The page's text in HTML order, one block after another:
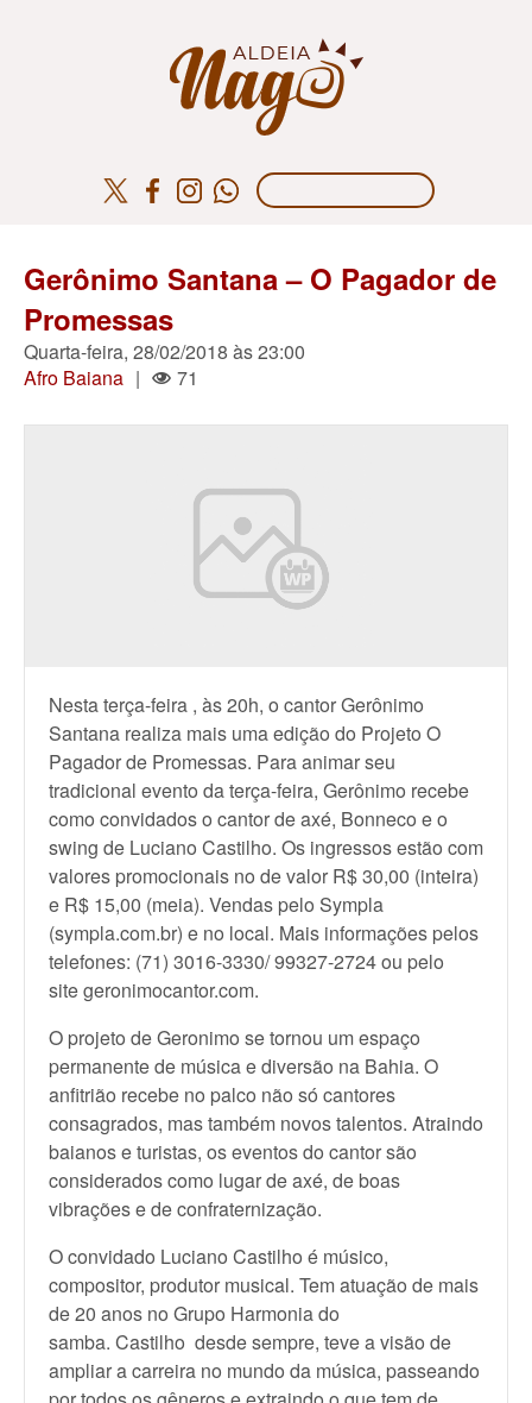
Gerônimo Santana – O Pagador de
Promessas
Quarta-feira, 28/02/2018 às 23:00
Afro Baiana | 71
Nesta terça-feira , às 20h, o cantor Gerônimo
Santana realiza mais uma edição do Projeto O
Pagador de Promessas. Para animar seu
tradicional evento da terça-feira, Gerônimo recebe
como convidados o cantor de axé, Bonneco e o
swing de Luciano Castilho. Os ingressos estão com
valores promocionais no de valor R$ 30,00 (inteira)
e R$ 15,00 (meia). Vendas pelo Sympla
(sympla.com.br) e no local. Mais informações pelos
telefones: (71) 3016-3330/ 99327-2724 ou pelo
site geronimocantor.com.
O projeto de Geronimo se tornou um espaço
permanente de música e diversão na Bahia. O
anfitrião recebe no palco não só cantores
consagrados, mas também novos talentos. Atraindo
baianos e turistas, os eventos do cantor são
considerados como lugar de axé, de boas
vibrações e de confraternização.
O convidado Luciano Castilho é músico,
compositor, produtor musical. Tem atuação de mais
de 20 anos no Grupo Harmonia do
samba. Castilho desde sempre, teve a visão de
ampliar a carreira no mundo da música, passeando